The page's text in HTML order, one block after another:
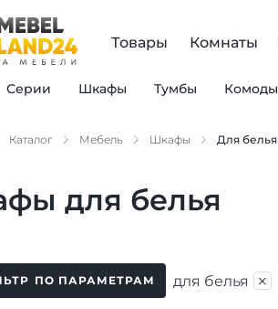
Товары
Серии Шкафы Тумбы Комоды
Комнаты
Каталог Мебель Шкафы Для белья
для белья
ПО ПАРАМЕТРАМ для белья ×